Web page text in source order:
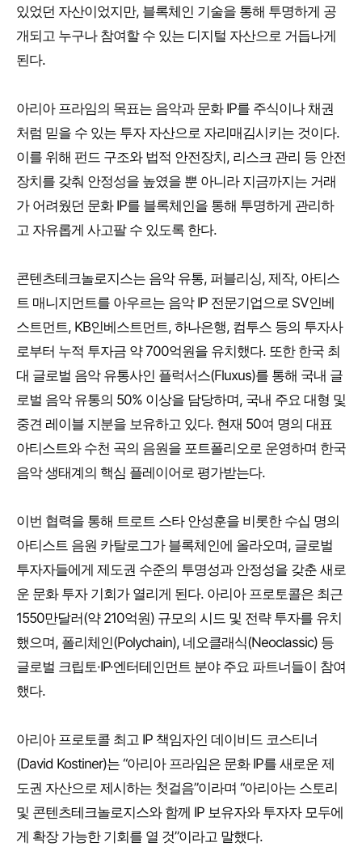
있었던 자산이었지만, 블록체인 기술을 통해 투명하게 공
개되고 누구나 참여할 수 있는 디지털 자산으로 거듭나게
된다.
아리아 프라임의 목표는 음악과 문화 IP를 주식이나 채권
처럼 믿을 수 있는 투자 자산으로 자리매김시키는 것이다.
이를 위해 펀드 구조와 법적 안전장치, 리스크 관리 등 안전
장치를 갖춰 안정성을 높였을 뿐 아니라 지금까지는 거래
가 어려웠던 문화 IP를 블록체인을 통해 투명하게 관리하
고 자유롭게 사고팔 수 있도록 한다.
콘텐츠테크놀로지스는 음악 유통, 퍼블리싱, 제작, 아티스
트 매니지먼트를 아우르는 음악 IP 전문기업으로 SV인베
스트먼트, KB인베스트먼트, 하나은행, 컴투스 등의 투자사
로부터 누적 투자금 약 700억원을 유치했다. 또한 한국 최
대 글로벌 음악 유통사인 플럭서스(Fluxus)를 통해 국내 글
로벌 음악 유통의 50% 이상을 담당하며, 국내 주요 대형 및
중견 레이블 지분을 보유하고 있다. 현재 50여 명의 대표
아티스트와 수천 곡의 음원을 포트폴리오로 운영하며 한국
음악 생태계의 핵심 플레이어로 평가받는다.
이번 협력을 통해 트로트 스타 안성훈을 비롯한 수십 명의
아티스트 음원 카탈로그가 블록체인에 올라오며, 글로벌
투자자들에게 제도권 수준의 투명성과 안정성을 갖춘 새로
운 문화 투자 기회가 열리게 된다. 아리아 프로토콜은 최근
1550만달러(약 210억원) 규모의 시드 및 전략 투자를 유치
했으며, 폴리체인(Polychain), 네오클래식(Neoclassic) 등
글로벌 크립토·IP·엔터테인먼트 분야 주요 파트너들이 참여
했다.
아리아 프로토콜 최고 IP 책임자인 데이비드 코스티너
(David Kostiner)는 “아리아 프라임은 문화 IP를 새로운 제
도권 자산으로 제시하는 첫걸음”이라며 “아리아는 스토리
및 콘텐츠테크놀로지스와 함께 IP 보유자와 투자자 모두에
게 확장 가능한 기회를 열 것”이라고 말했다.